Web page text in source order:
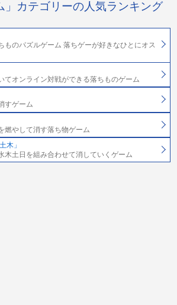
」カテゴリーの人気ランキング
ものパズルゲーム 落ちゲーが好きなひとにオス
てオンライン対戦ができる落ちものゲーム
すゲーム
燃やして消す落ち物ゲーム
木」
木土日を組み合わせて消していくゲーム